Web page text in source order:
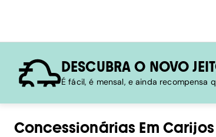
DESCUBRA O NOVO
É fácil, é mensal, e ainda recompensa
Concessionárias Em Carijos